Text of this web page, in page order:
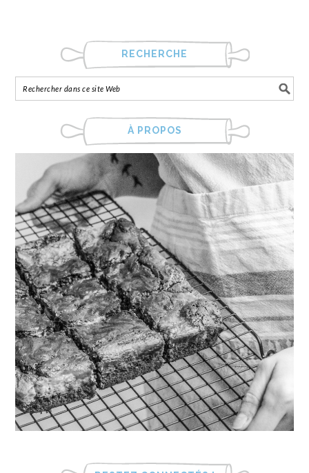
RECHERCHE
À PROPOS